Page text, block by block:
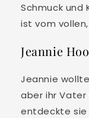
Schmuck und
ist vom
Jeannie
Jeannie
aber ihr Vater
entdeckte sie